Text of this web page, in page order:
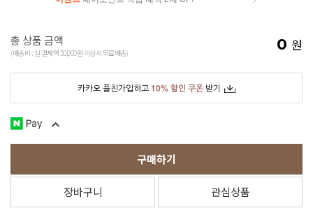
총 상품 금액
(배송비 : 실 결제액 50,000원 이상시 무료배송) 0 원
카카오 플친가입하고10% 할인 쿠폰 받기
구매하기
장바구니 관심상품